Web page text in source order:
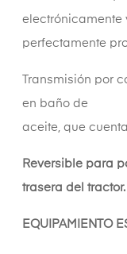
electrónicamente
perfectamente
Transmisión por
en baño de
aceite, que
Reversible para
trasera del tractor.
EQUIPAMIENTO